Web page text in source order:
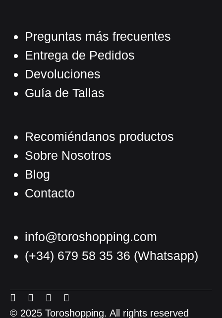
Preguntas más frecuentes
Entrega de Pedidos
Devoluciones
Guía de Tallas
Recomiéndanos productos
Sobre Nosotros
Blog
Contacto
info@toroshopping.com
(+34) 679 58 35 36 (Whatsapp)
Menu
Item
Menu
Item
Menu
ItemItem
© 2025 Toroshopping. All rights reserved
Español
Francés